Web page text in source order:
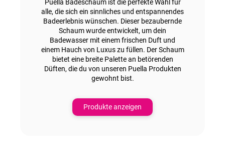
Puella Badeschaum ist die perfekte Wahl für
alle, die sich ein sinnliches und entspannendes
Badeerlebnis wünschen. Dieser bezaubernde
Schaum wurde entwickelt, um dein
Badewasser mit einem frischen Duft und
einem Hauch von Luxus zu füllen. Der Schaum
bietet eine breite Palette an betörenden
Düften, die du von unseren Puella Produkten
gewohnt bist.
Produkte anzeigen